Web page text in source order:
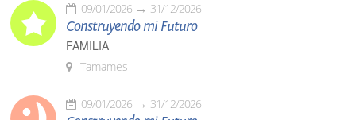
09/01/2026 31/12/2026
Construyendo mi Futuro
FAMILIA
Tamames
09/01/2026 31/12/2026